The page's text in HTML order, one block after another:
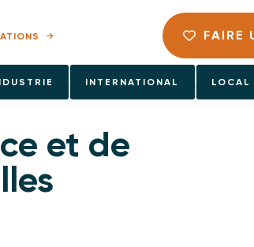
FAIRE
INTERNATIONAL LOCAL
et de